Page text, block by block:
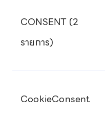
CONSENT (2
รายการ)
CookieConsent